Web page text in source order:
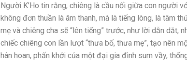
Người K’Ho tin rằng, chiêng là cầu nối giữa con người
không đơn thuần là âm thanh, mà là tiếng lòng, là tâm
mẹ và chiêng cha sẽ “lên tiếng” trước, như lời dẫn dắt,
chiếc chiêng con lần lượt “thưa bố, thưa mẹ”, tạo nên
hân hoan, phấn khởi của một đại gia đình sum vầy,